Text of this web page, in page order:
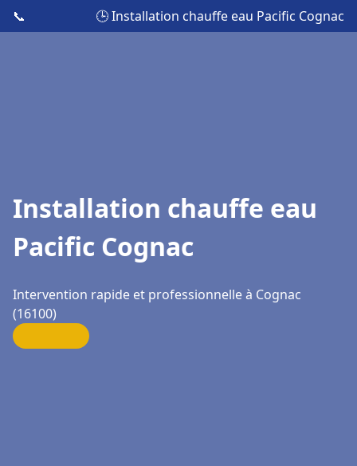
📞 🕒 Installation chauffe eau Pacific Cognac
Installation chauffe eau
Pacific Cognac
Intervention rapide et professionnelle à Cognac
(16100)